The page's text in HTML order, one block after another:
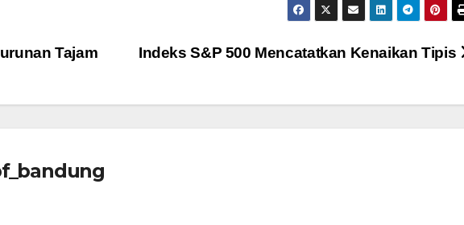
Indeks S&P 500 Mencatatkan Kenaikan Tipis
Tajam